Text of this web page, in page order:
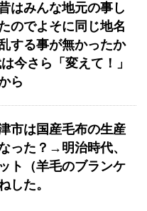
はみんな地元の事し
のでよそに同じ地名
する事が無かったか
今さら「変えて！」
ら
市は国産毛布の生産
った？→明治時代、
ト（羊毛のブランケ
した。